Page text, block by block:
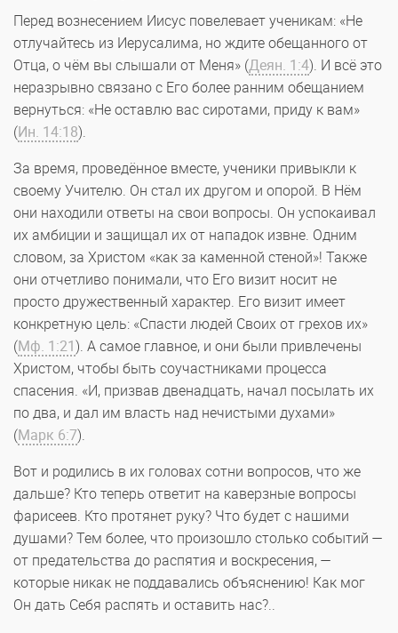
Перед вознесением Иисус повелевает ученикам: «Не
отлучайтесь из Иерусалима, но ждите обещанного от
Отца, о чём вы слышали от Меня» (Деян. 1:4). И всё это
неразрывно связано с Его более ранним обещанием
вернуться: «Не оставлю вас сиротами, приду к вам»
(Ин. 14:18).
За время, проведённое вместе, ученики привыкли к
своему Учителю. Он стал их другом и опорой. В Нём
они находили ответы на свои вопросы. Он успокаивал
их амбиции и защищал их от нападок извне. Одним
словом, за Христом «как за каменной стеной»! Также
они отчетливо понимали, что Его визит носит не
просто дружественный характер. Его визит имеет
конкретную цель: «Спасти людей Своих от грехов их»
(Мф. 1:21). А самое главное, и они были привлечены
Христом, чтобы быть соучастниками процесса
спасения. «И, призвав двенадцать, начал посылать их
по два, и дал им власть над нечистыми духами»
(Марк 6:7).
Вот и родились в их головах сотни вопросов, что же
дальше? Кто теперь ответит на каверзные вопросы
фарисеев. Кто протянет руку? Что будет с нашими
душами? Тем более, что произошло столько событий —
от предательства до распятия и воскресения, —
которые никак не поддавались объяснению! Как мог
Он дать Себя распять и оставить нас?..